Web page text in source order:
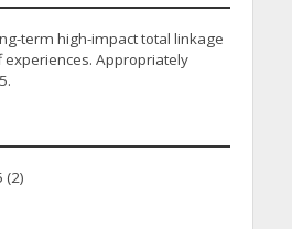
term high-impact total linkage
Appropriately
(2)